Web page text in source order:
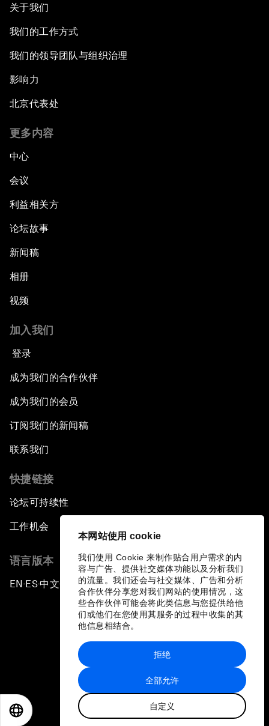
本网站使用 cookie
我们使用 Cookie 来制作贴合用户需求的内
容与广告、提供社交媒体功能以及分析我们
的流量。我们还会与社交媒体、广告和分析
合作伙伴分享您对我们网站的使用情况，这
些合作伙伴可能会将此类信息与您提供给他
们或他们在您使用其服务的过程中收集的其
他信息相结合。
全部允许
自定义
拒绝
关于我们
我们的工作方式
我们的领导团队与组织治理
影响力
北京代表处
更多内容
中心
会议
利益相关方
论坛故事
新闻稿
相册
视频
加入我们
登录
成为我们的合作伙伴
成为我们的会员
订阅我们的新闻稿
联系我们
快捷链接
论坛可持续性
工作机会
语言版本
EN ▪ES▪中文▪ 日本語
站点地图
世界经济论坛